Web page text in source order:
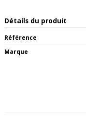
Détails du produit
Référence
Marque